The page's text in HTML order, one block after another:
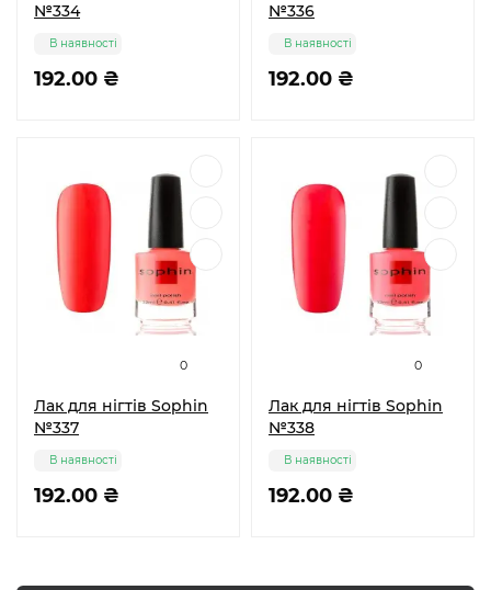
№334
192.00 ₴
В наявності
№336
192.00 ₴
В наявності
0
Лак для нігтів Sophin
№337
192.00 ₴
В наявності
0
Лак для нігтів Sophin
№338
192.00 ₴
В наявності